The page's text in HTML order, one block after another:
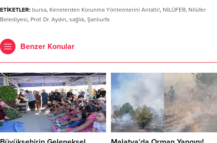
ETİKETLER: bursa, Kenelerden Korunma Yöntemlerini Anlattı!, NİLÜFER, Nilüfer
Belediyesi, Prof. Dr. Aydın, sağlık, Şanlıurfa
Benzer Konular